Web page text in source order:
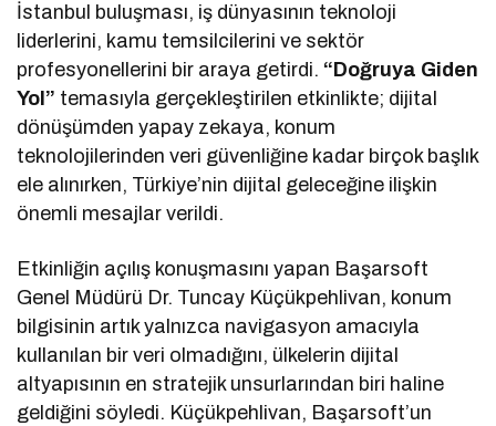
İstanbul buluşması, iş dünyasının teknoloji
liderlerini, kamu temsilcilerini ve sektör
profesyonellerini bir araya getirdi. “Doğruya Giden
Yol” temasıyla gerçekleştirilen etkinlikte; dijital
dönüşümden yapay zekaya, konum
teknolojilerinden veri güvenliğine kadar birçok başlık
ele alınırken, Türkiye’nin dijital geleceğine ilişkin
önemli mesajlar verildi.
Etkinliğin açılış konuşmasını yapan Başarsoft
Genel Müdürü Dr. Tuncay Küçükpehlivan, konum
bilgisinin artık yalnızca navigasyon amacıyla
kullanılan bir veri olmadığını, ülkelerin dijital
altyapısının en stratejik unsurlarından biri haline
geldiğini söyledi. Küçükpehlivan, Başarsoft’un